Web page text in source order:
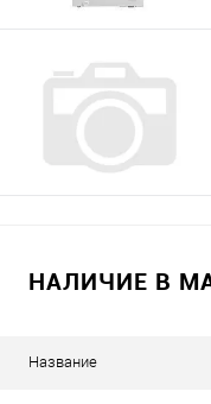
НАЛИЧИЕ В
Название